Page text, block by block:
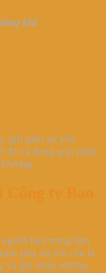
khí
gửi gắm sự yêu
đã và đang góp phần
làm trung tâm
phụ nữ mà còn là
và ghi nhận những